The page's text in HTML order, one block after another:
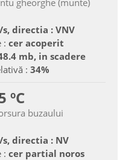
gheorghe (munte)
s, directia : VNV
: cer acoperit
mb, in scadere
: 34%
ºC
buzaului
s, directia : NV
: cer partial noros